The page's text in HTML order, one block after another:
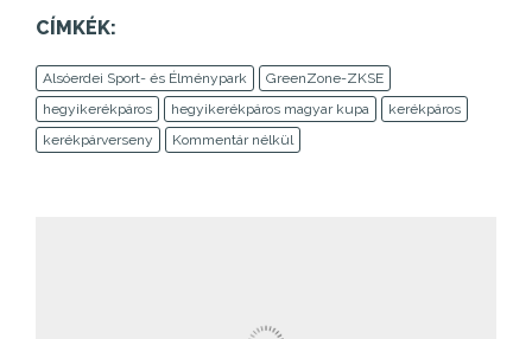
CÍMKÉK:
Alsóerdei Sport- és Élménypark
GreenZone-ZKSE
hegyikerékpáros
hegyikerékpáros magyar kupa
kerékpáros
kerékpárverseny
Kommentár nélkül